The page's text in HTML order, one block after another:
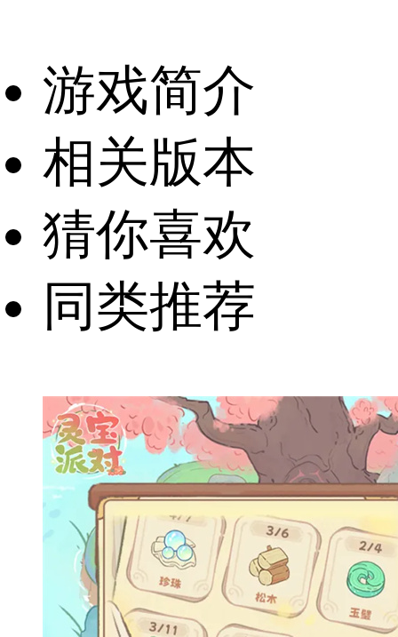
游戏简介
相关版本
猜你喜欢
同类推荐